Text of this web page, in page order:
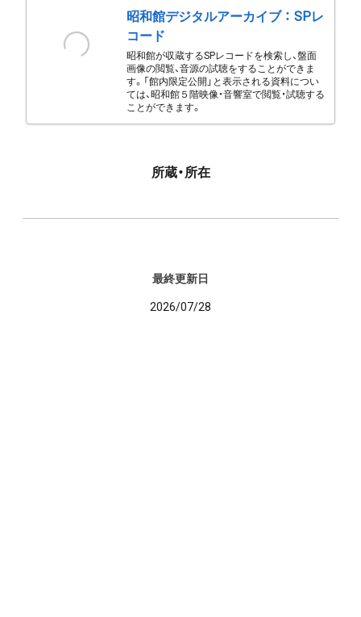
昭和館デジタルアーカイブ ： SPレ
コード
昭和館が収蔵するSPレコードを検索し、盤面
画像の閲覧、音源の試聴をすることができま
す。「館内限定公開」と表示される資料につい
ては、昭和館５階映像・音響室で閲覧・試聴する
ことができます。
所蔵・所在
最終更新日
2026/07/28